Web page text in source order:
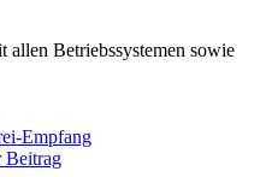
Betriebssystemen sowie
Empfang
Beitrag